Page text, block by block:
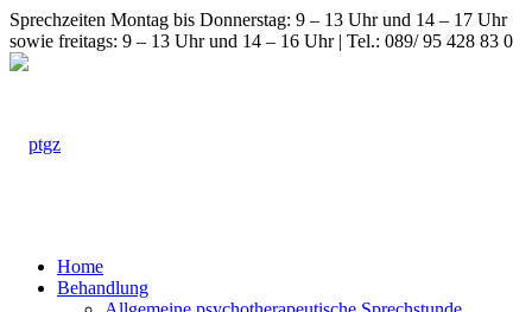
Sprechzeiten Montag bis Donnerstag: 9 – 13 Uhr und 14 – 17 Uhr
sowie freitags: 9 – 13 Uhr und 14 – 16 Uhr | Tel.: 089/ 95 428 83 0
Home
Behandlung